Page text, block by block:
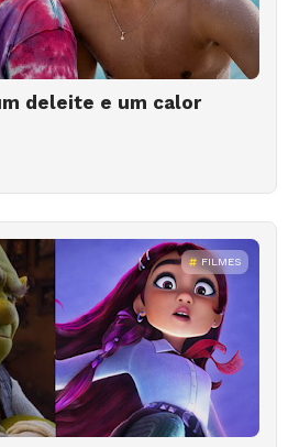
deleite e um calor
FILMES